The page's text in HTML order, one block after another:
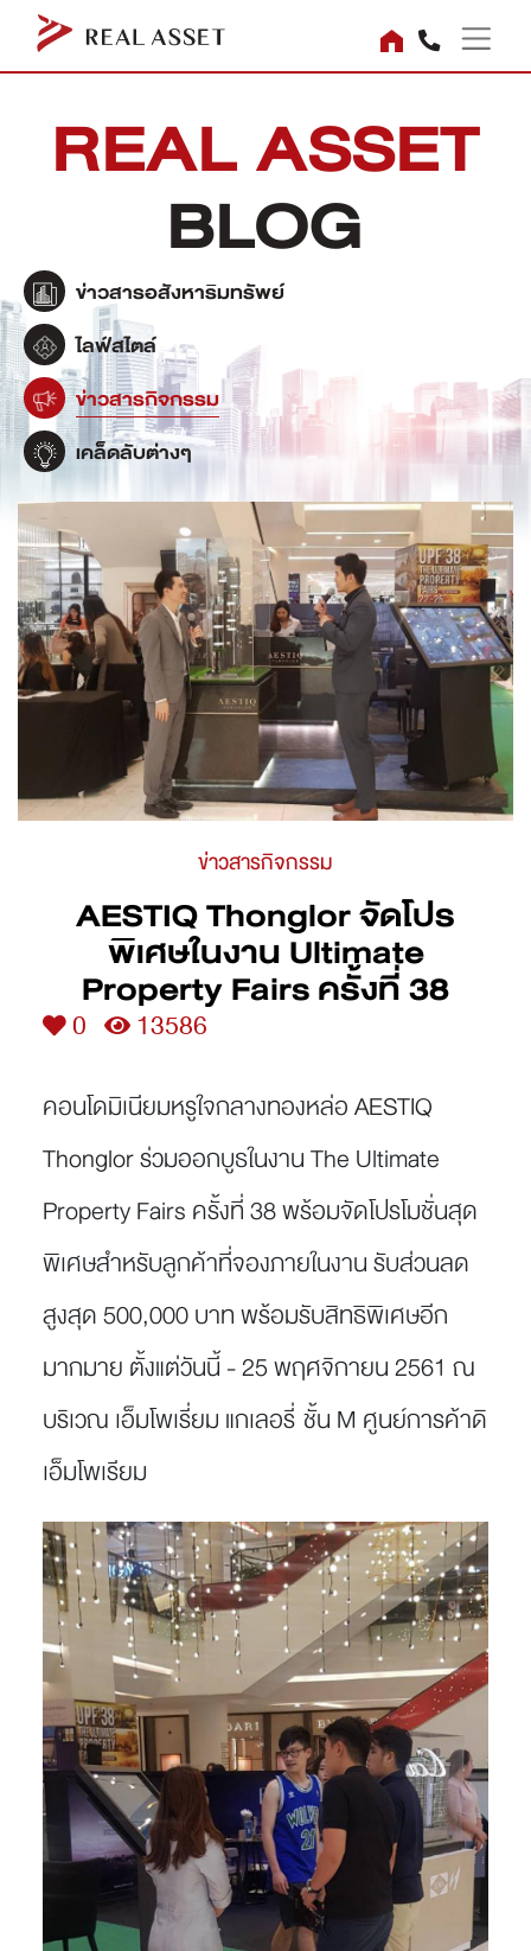
REAL ASSET
BLOG
ข่าวสารอสังหาริมทรัพย์
ไลฟ์สไตล์
ข่าวสารกิจกรรม
เคล็ดลับต่างๆ
ข่าวสารกิจกรรม
AESTIQ Thonglor จัดโปร
พิเศษในงาน Ultimate
Property Fairs ครั้งที่ 38
0 13586
คอนโดมิเนียมหรูใจกลางทองหล่อAESTIQ
Thonglorร่วมออกบูธในงาน The Ultimate
Property Fairs ครั้งที่ 38 พร้อมจัดโปรโมชั่นสุด
พิเศษสำหรับลูกค้าที่จองภายในงาน รับส่วนลด
สูงสุด 500,000 บาท พร้อมรับสิทธิพิเศษอีก
มากมาย ตั้งแต่วันนี้ - 25 พฤศจิกายน 2561 ณ
บริเวณ เอ็มโพเรี่ยม แกเลอรี่ ชั้น M ศูนย์การค้าดิ
เอ็มโพเรียม